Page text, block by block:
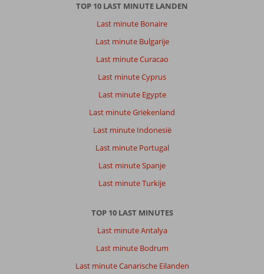
TOP 10 LAST MINUTE LANDEN
Last minute Bonaire
Last minute Bulgarije
Last minute Curacao
Last minute Cyprus
Last minute Egypte
Last minute Griekenland
Last minute Indonesië
Last minute Portugal
Last minute Spanje
Last minute Turkije
TOP 10 LAST MINUTES
Last minute Antalya
Last minute Bodrum
Last minute Canarische Eilanden